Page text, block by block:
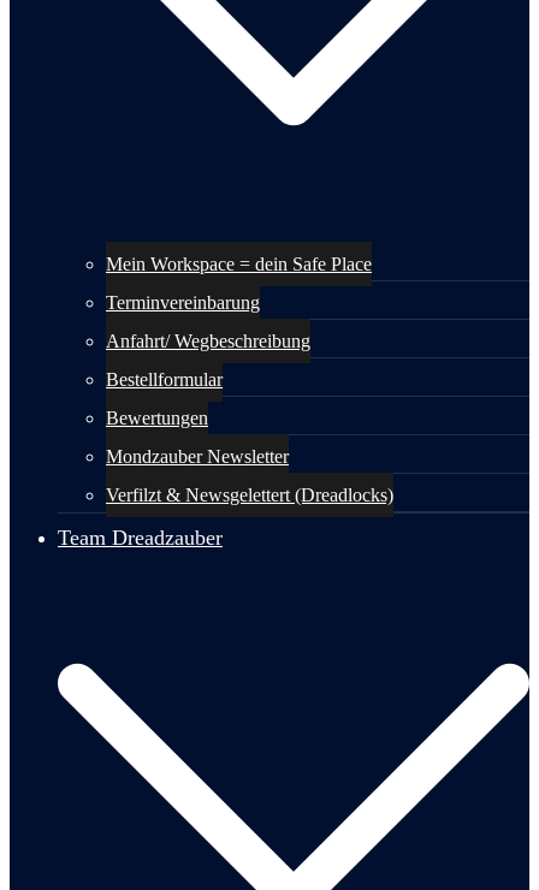
Mein Workspace = dein Safe Place
Terminvereinbarung
Anfahrt/ Wegbeschreibung
Bestellformular
Bewertungen
Mondzauber Newsletter
Verfilzt & Newsgelettert (Dreadlocks)
Team Dreadzauber